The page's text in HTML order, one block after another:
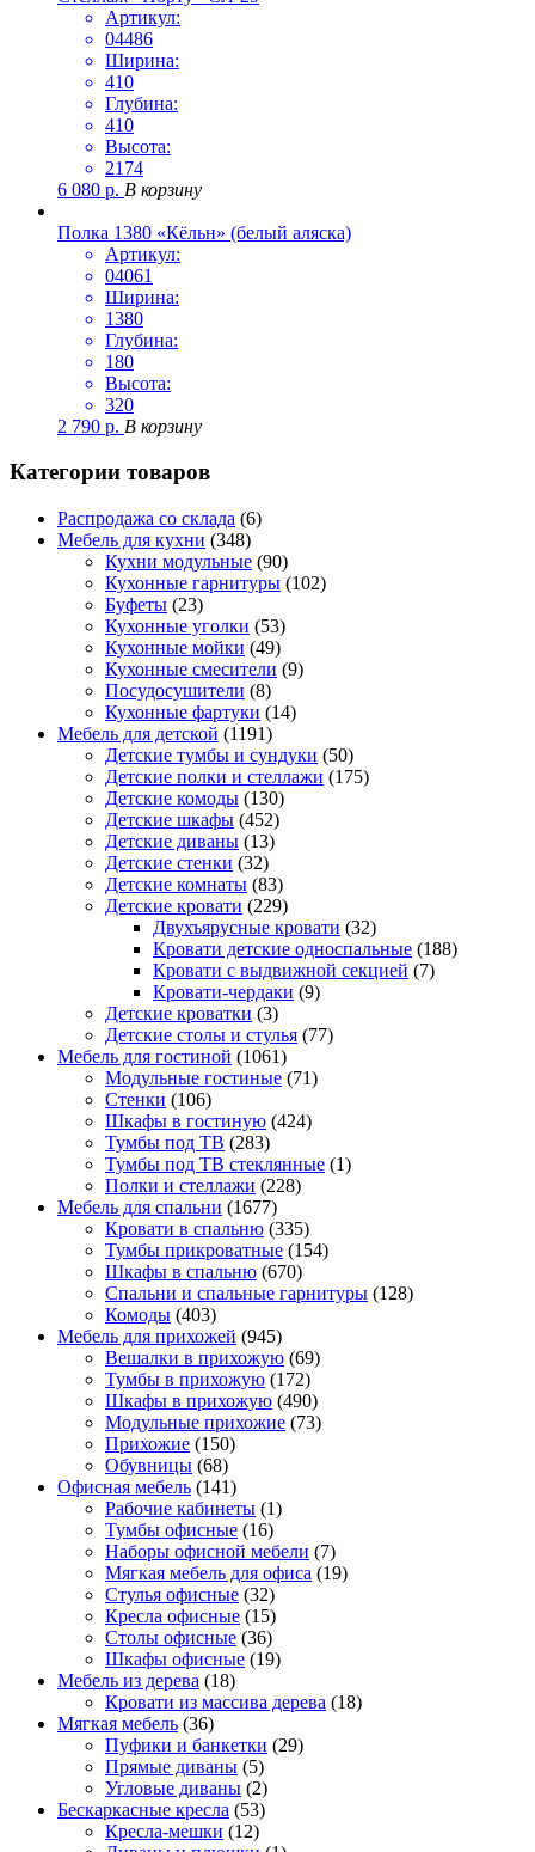
Артикул:
04486
Ширина:
410
Глубина:
410
Высота:
2174
6 080 р. В корзину
Полка 1380 «Кёльн» (белый аляска)
Артикул:
04061
Ширина:
1380
Глубина:
180
Высота:
320
2 790 р. В корзину
Категории товаров
Распродажа со склада (6)
Мебель для кухни (348)
Кухни модульные (90)
Кухонные гарнитуры (102)
Буфеты (23)
Кухонные уголки (53)
Кухонные мойки (49)
Кухонные смесители (9)
Посудосушители (8)
Кухонные фартуки (14)
Мебель для детской (1191)
Детские тумбы и сундуки (50)
Детские полки и стеллажи (175)
Детские комоды (130)
Детские шкафы (452)
Детские диваны (13)
Детские стенки (32)
Детские комнаты (83)
Детские кровати (229)
Двухъярусные кровати (32)
Кровати детские односпальные (188)
Кровати с выдвижной секцией (7)
Кровати-чердаки (9)
Детские кроватки (3)
Детские столы и стулья (77)
Мебель для гостиной (1061)
Модульные гостиные (71)
Стенки (106)
Шкафы в гостиную (424)
Тумбы под ТВ (283)
Тумбы под ТВ стеклянные (1)
Полки и стеллажи (228)
Мебель для спальни (1677)
Кровати в спальню (335)
Тумбы прикроватные (154)
Шкафы в спальню (670)
Спальни и спальные гарнитуры (128)
Комоды (403)
Мебель для прихожей (945)
Вешалки в прихожую (69)
Тумбы в прихожую (172)
Шкафы в прихожую (490)
Модульные прихожие (73)
Прихожие (150)
Обувницы (68)
Офисная мебель (141)
Рабочие кабинеты (1)
Тумбы офисные (16)
Наборы офисной мебели (7)
Мягкая мебель для офиса (19)
Стулья офисные (32)
Кресла офисные (15)
Столы офисные (36)
Шкафы офисные (19)
Мебель из дерева (18)
Кровати из массива дерева (18)
Мягкая мебель (36)
Пуфики и банкетки (29)
Прямые диваны (5)
Угловые диваны (2)
Бескаркасные кресла (53)
Кресла-мешки (12)